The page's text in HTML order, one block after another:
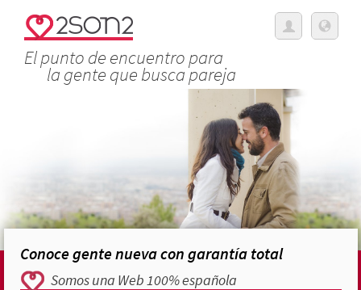
El punto de encuentro para
la gente que busca pareja
Conoce gente nueva con garantía total
Somos una Web 100% española